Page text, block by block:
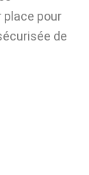
pour
de